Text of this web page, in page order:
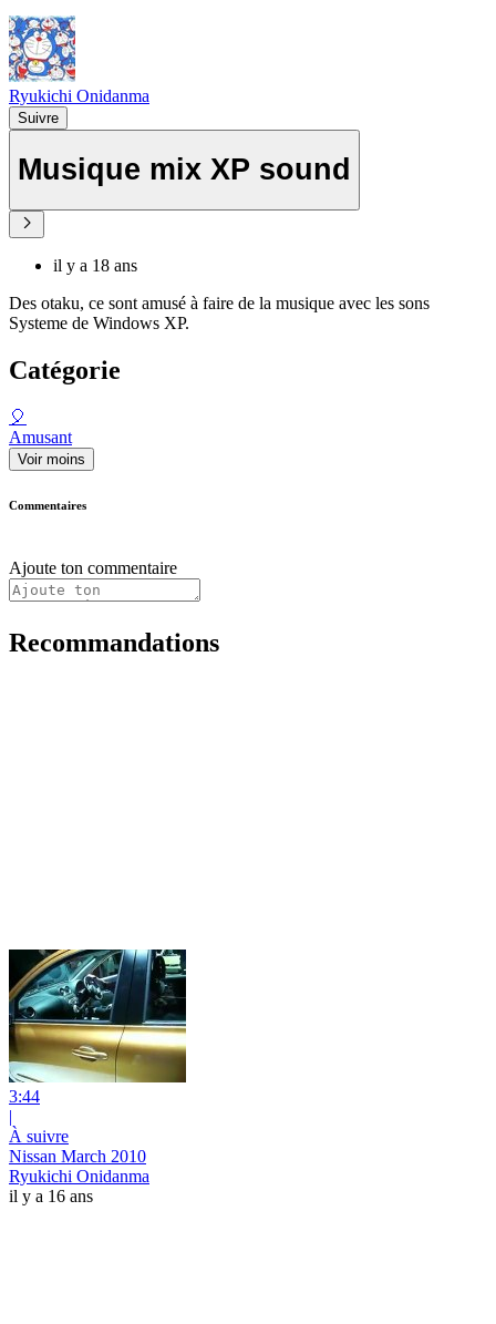
Ryukichi Onidanma
Suivre
Musique mix XP sound
il y a 18 ans
Des otaku, ce sont amusé à faire de la musique avec les sons
Systeme de Windows XP.
Catégorie
🎈
Amusant
Voir moins
Commentaires
Ajoute ton commentaire
Recommandations
3:44
|
À suivre
Nissan March 2010
Ryukichi Onidanma
il y a 16 ans